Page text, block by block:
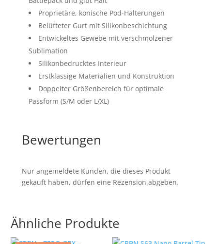
Proprietäre, konische Pod-Halterungen
Belüfteter Gurt mit Silikonbeschichtung
Entwickeltes Gewebe mit verschmolzener
Sublimation
Silikonbedrucktes Interieur
Erstklassige Materialien und Konstruktion
Doppelter Größenbereich für optimale
Passform (S/M oder L/XL)
Bewertungen
Nur angemeldete Kunden, die dieses Produkt
gekauft haben, dürfen eine Rezension abgeben.
Ähnliche Produkte